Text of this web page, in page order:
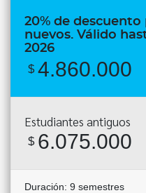
20% de
nuevos. Válido
2026
$ 4.860.000
Estudiantes antiguos
$ 6.075.000
Duración: 9 semestres